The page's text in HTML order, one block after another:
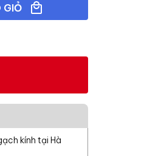
GIỎ
kính tại Hà